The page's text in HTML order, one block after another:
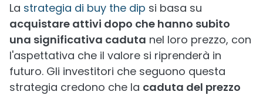
La strategia di buy the dip si basa su
acquistare attivi dopo che hanno subito
una significativa caduta nel loro prezzo, con
l'aspettativa che il valore si riprenderà in
futuro. Gli investitori che seguono questa
strategia credono che la caduta del prezzo